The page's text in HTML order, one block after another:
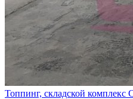
Топпинг, складской комплекс